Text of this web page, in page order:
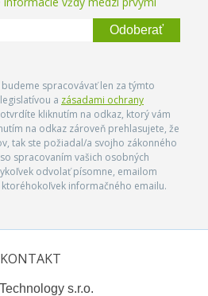
Odoberať
spracovávať len za týmto
a zásadami ochrany
kliknutím na odkaz, ktorý vám
na odkaz zároveň prehlasujete, že
tak ste požiadal/a svojho zákonného
spracovaním vašich osobných
odvolať písomne, emailom
informačného emailu.
KONTAKT
s.r.o.